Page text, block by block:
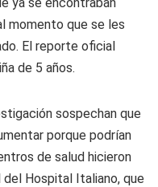
momento que se les
El reporte oficial
de 5 años.
sospechan que
porque podrían
de salud hicieron
Hospital Italiano, que